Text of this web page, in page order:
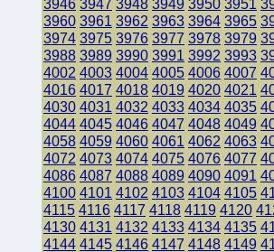
3946 3947 3948 3949 3950 3951
3960 3961 3962 3963 3964 3965
3974 3975 3976 3977 3978 3979
3988 3989 3990 3991 3992 3993
4002 4003 4004 4005 4006 4007
4016 4017 4018 4019 4020 4021
4030 4031 4032 4033 4034 4035
4044 4045 4046 4047 4048 4049
4058 4059 4060 4061 4062 4063
4072 4073 4074 4075 4076 4077
4086 4087 4088 4089 4090 4091
4100 4101 4102 4103 4104 4105
4115 4116 4117 4118 4119 4120
4130 4131 4132 4133 4134 4135
4144 4145 4146 4147 4148 4149